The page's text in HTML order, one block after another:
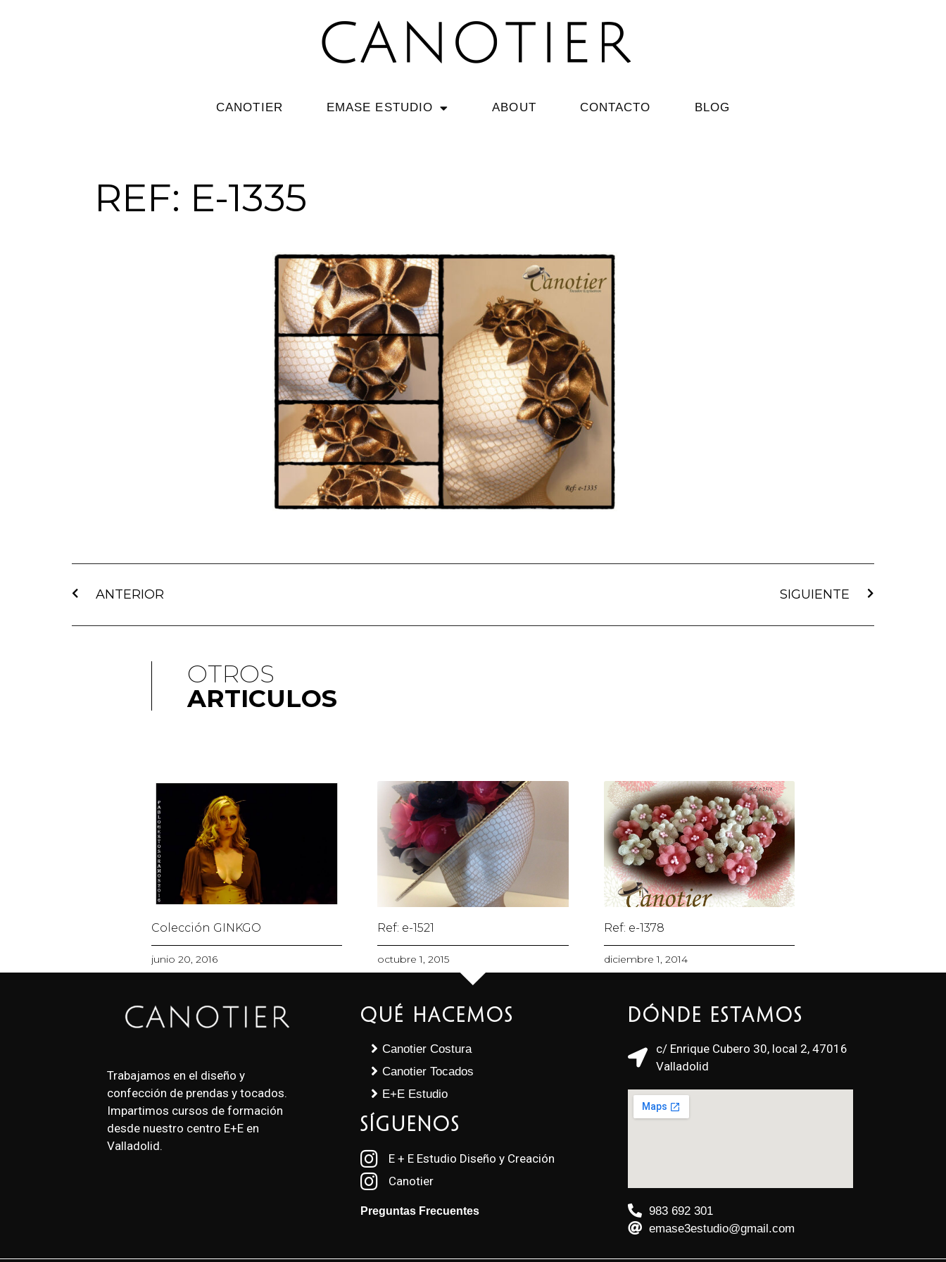
CANOTIER EMASE ESTUDIO ABOUT CONTACTO BLOG
REF: E-1335
ANTERIOR SIGUIENTE
OTROS
ARTICULOS
Colección GINKGO
junio 20, 2016
Ref: e-1521
octubre 1, 2015
Ref: e-1378
diciembre 1, 2014
Trabajamos en el diseño y
confección de prendas y tocados.
Impartimos cursos de formación
desde nuestro centro E+E en
Valladolid.
Qué Hacemos
Canotier Costura
Canotier Tocados
E+E Estudio
SÍGUENOS
E + E Estudio Diseño y Creación
Canotier
Preguntas Frecuentes
Dónde estamos
c/ Enrique Cubero 30, local 2, 47016
Valladolid
983 692 301
emase3estudio@gmail.com